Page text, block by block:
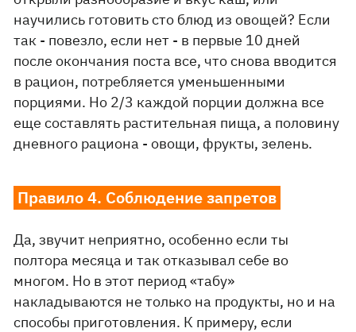
научились готовить сто блюд из овощей? Если
так - повезло, если нет - в первые 10 дней
после окончания поста все, что снова вводится
в рацион, потребляется уменьшенными
порциями. Но 2/3 каждой порции должна все
еще составлять растительная пища, а половину
дневного рациона - овощи, фрукты, зелень.
Правило 4. Соблюдение запретов
Да, звучит неприятно, особенно если ты
полтора месяца и так отказывал себе во
многом. Но в этот период «табу»
накладываются не только на продукты, но и на
способы приготовления. К примеру, если